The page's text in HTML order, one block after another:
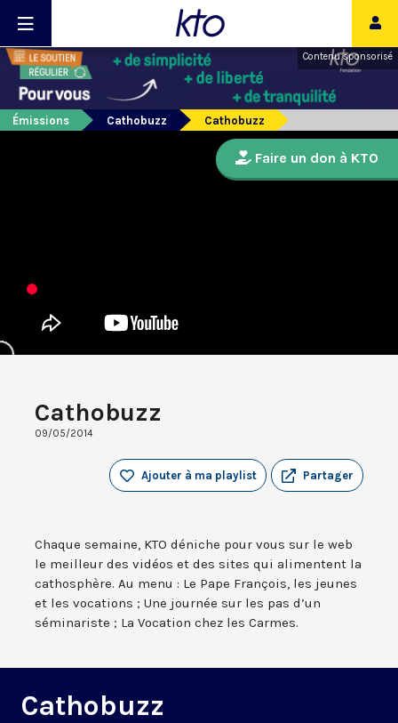
Contenu sponsorisé
Émissions Cathobuzz Cathobuzz
Cathobuzz
09/05/2014
Partager
Ajouter à ma playlist
Chaque semaine, KTO déniche pour vous sur le web
le meilleur des vidéos et des sites qui alimentent la
cathosphère. Au menu : Le Pape François, les jeunes
et les vocations ; Une journée sur les pas d’un
séminariste ; La Vocation chez les Carmes.
Cathobuzz
Faire un don à KTO